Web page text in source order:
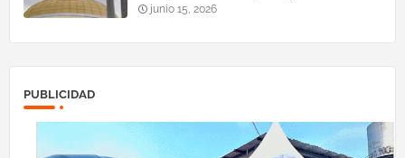
sistema eléctrico nacional
junio 15, 2026
PUBLICIDAD